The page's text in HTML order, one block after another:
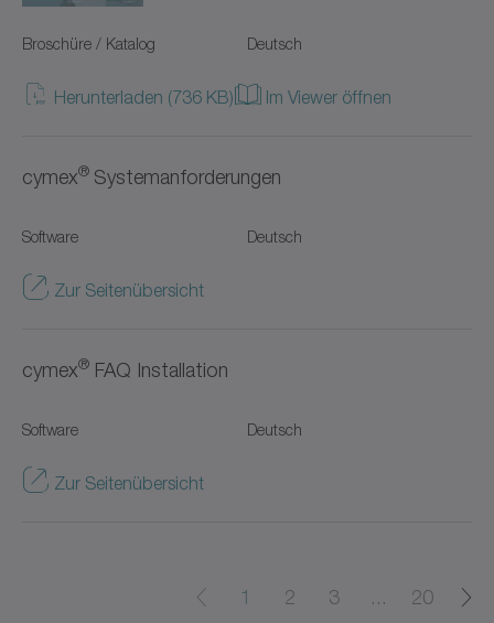
TPM+ HIGH TORQUE
VS+
XPC+
XPK+
Zahnstangen
Broschüre / Katalog Deutsch
Herunterladen (736 KB) Im Viewer öffnen
cymex® Systemanforderungen
Software Deutsch
Zur Seitenübersicht
cymex® FAQ Installation
Software Deutsch
Zur Seitenübersicht
1 2 3 ... 20